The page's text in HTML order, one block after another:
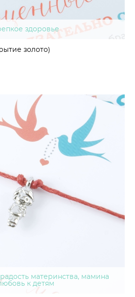
здоровье
золото)
материнства, мамина
к детям